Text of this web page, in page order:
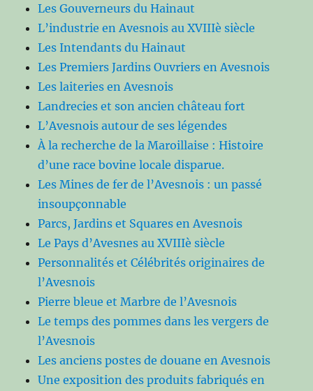
Les Gouverneurs du Hainaut
L’industrie en Avesnois au XVIIIè siècle
Les Intendants du Hainaut
Les Premiers Jardins Ouvriers en Avesnois
Les laiteries en Avesnois
Landrecies et son ancien château fort
L’Avesnois autour de ses légendes
À la recherche de la Maroillaise : Histoire
d’une race bovine locale disparue.
Les Mines de fer de l’Avesnois : un passé
insoupçonnable
Parcs, Jardins et Squares en Avesnois
Le Pays d’Avesnes au XVIIIè siècle
Personnalités et Célébrités originaires de
l’Avesnois
Pierre bleue et Marbre de l’Avesnois
Le temps des pommes dans les vergers de
l’Avesnois
Les anciens postes de douane en Avesnois
Une exposition des produits fabriqués en